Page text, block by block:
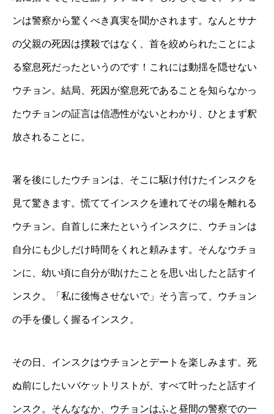
ンは警察から驚くべき真実を聞かされます。なんとサナ
の父親の死因は撲殺ではなく、首を絞められたことによ
る窒息死だったというのです！これには動揺を隠せない
ウチョン。結局、死因が窒息死であることを知らなかっ
たウチョンの証言は信憑性がないとわかり、ひとまず釈
放されることに。
署を後にしたウチョンは、そこに駆け付けたインスクを
見て驚きます。慌ててインスクを連れてその場を離れる
ウチョン。自首しに来たというインスクに、ウチョンは
自分にも少しだけ時間をくれと頼みます。そんなウチョ
ンに、幼い頃に自分が助けたことを思い出したと話すイ
ンスク。「私に後悔させないで」そう言って、ウチョン
の手を優しく握るインスク。
その日、インスクはウチョンとデートを楽しみます。死
ぬ前にしたいバケットリストが、すべて叶ったと話すイ
ンスク。そんななか、ウチョンはふと昼間の警察での一